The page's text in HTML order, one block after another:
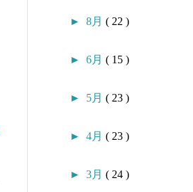
► 8月 ( 22 )
► 6月 ( 15 )
► 5月 ( 23 )
► 4月 ( 23 )
► 3月 ( 24 )